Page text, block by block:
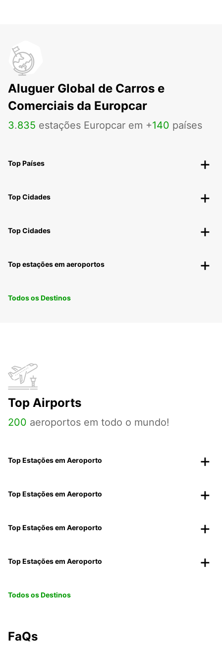
Aluguer Global de Carros e
Comerciais da Europcar
3.835 estações Europcar em +140 países
Top Países
Top Cidades
Top Cidades
Top estações em aeroportos
Todos os Destinos
Top Airports
200 aeroportos em todo o mundo!
Top Estações em Aeroporto
Top Estações em Aeroporto
Top Estações em Aeroporto
Top Estações em Aeroporto
Todos os Destinos
FaQs